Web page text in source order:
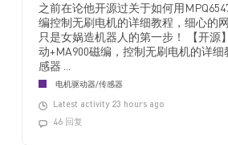
之前在论他开源过关于如何用
编控制无刷电机的详细教程，细心的
只是女娲造机器人的第一步！ 【开源
动+MA900磁编，控制无刷电机的详
感器 ...
电机驱动器/传感器
Latest activity 23 hours ago
46 回复